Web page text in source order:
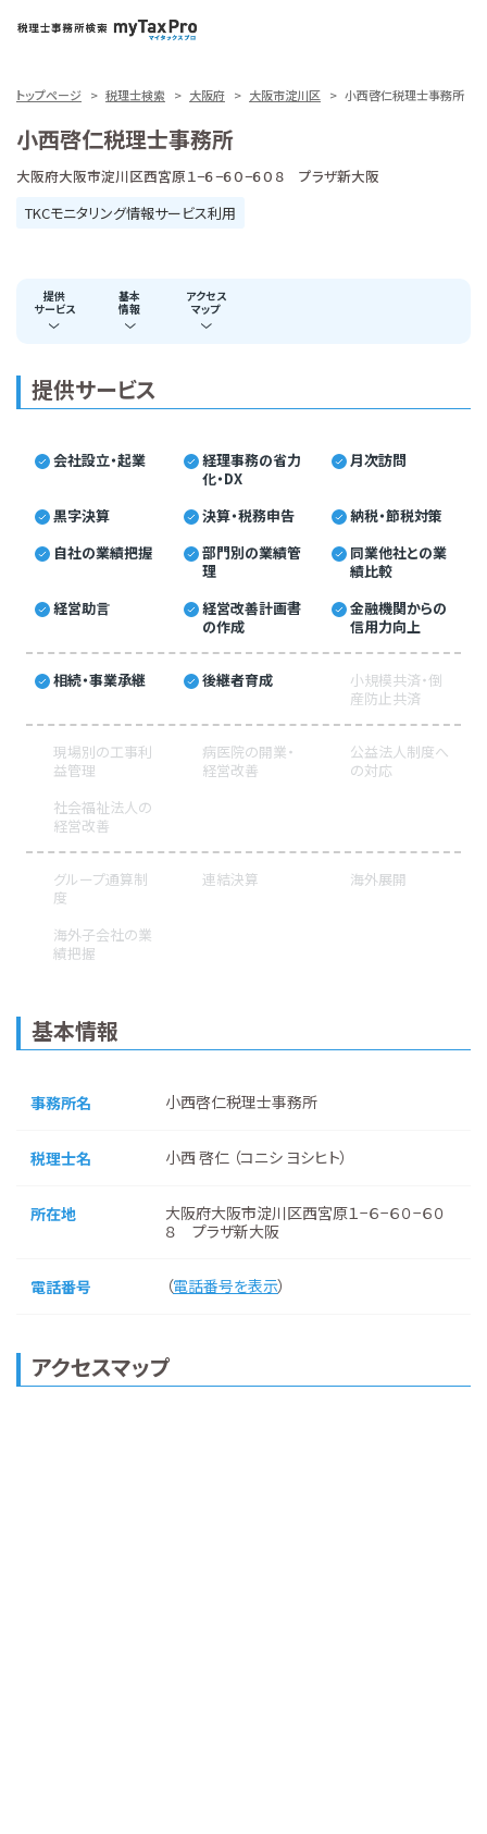
トップページ 税理士検索 大阪府 大阪市淀川区 小西啓仁税理士事務所
小西啓仁税理士事務所
大阪府大阪市淀川区西宮原１−６−６０−６０８ プラザ新大阪
TKCモニタリング情報サービス利用
提供
サービス
基本
情報
アクセス
マップ
提供サービス
会社設立・起業
経理事務の省力
化・DX
月次訪問
黒字決算 決算・税務申告
納税・節税対策
自社の業績把握
部門別の業績管
理
同業他社との業
績比較
経営助言
経営改善計画書
の作成
金融機関からの
信用力向上
相続・事業承継 後継者育成
小規模共済・倒
産防止共済
現場別の工事利
益管理
病医院の開業・
経営改善
公益法人制度へ
の対応
社会福祉法人の
経営改善
グループ通算制
度
連結決算 海外展開
海外子会社の業
績把握
基本情報
事務所名 小西啓仁税理士事務所
税理士名 小西 啓仁 （コニシ ヨシヒト）
所在地
大阪府大阪市淀川区西宮原１−６−６０−６０
８ プラザ新大阪
電話番号 （電話番号を表示）
アクセスマップ